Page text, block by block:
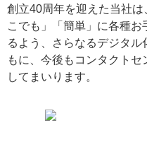
創立40周年を迎えた当社
こでも」「簡単」に各種
るよう、さらなるデジタル
もに、今後もコンタクト
してまいります。